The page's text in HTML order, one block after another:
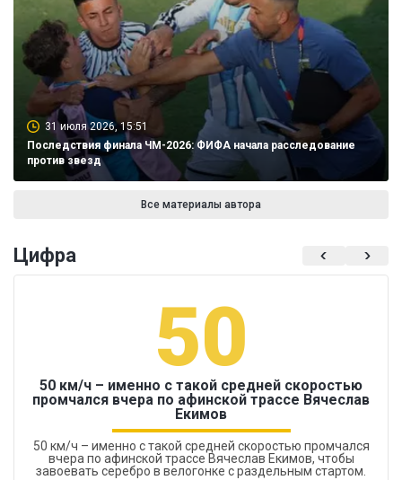
31 июля 2026, 15:51
Последствия финала ЧМ-2026: ФИФА начала расследование
против звезд
Все материалы автора
Цифра
50
50 км/ч – именно с такой средней скоростью
промчался вчера по афинской трассе Вячеслав
Екимов
50 км/ч – именно с такой средней скоростью промчался
вчера по афинской трассе Вячеслав Екимов, чтобы
завоевать серебро в велогонке с раздельным стартом.